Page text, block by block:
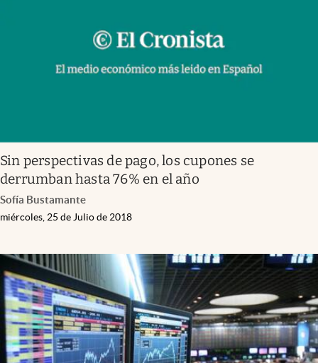
Sin perspectivas de pago, los cupones se
derrumban hasta 76% en el año
Sofía Bustamante
miércoles, 25 de Julio de 2018